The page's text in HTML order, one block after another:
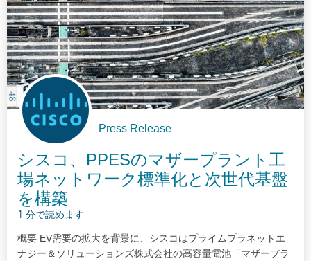
Press Release
シスコ、PPESのマザープラント工
場ネットワーク標準化と次世代基盤
を構築
1 分で読めます
概要 EV需要の拡大を背景に、シスコはプライムプラネットエ
ナジー＆ソリューションズ株式会社の高容量電池「マザープラ